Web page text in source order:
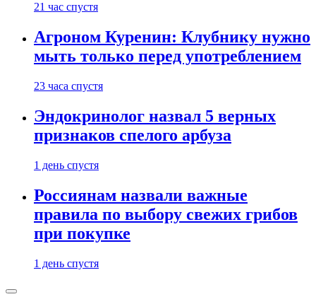
21 час спустя
Агроном Куренин: Клубнику нужно
мыть только перед употреблением
23 часа спустя
Эндокринолог назвал 5 верных
признаков спелого арбуза
1 день спустя
Россиянам назвали важные
правила по выбору свежих грибов
при покупке
1 день спустя